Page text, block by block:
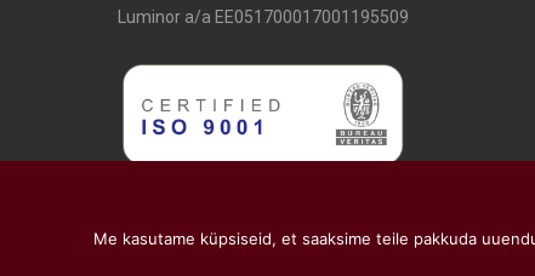
Luminor a/a EE051700017001195509
Me kasutame küpsiseid, et saaksime teile pakkuda